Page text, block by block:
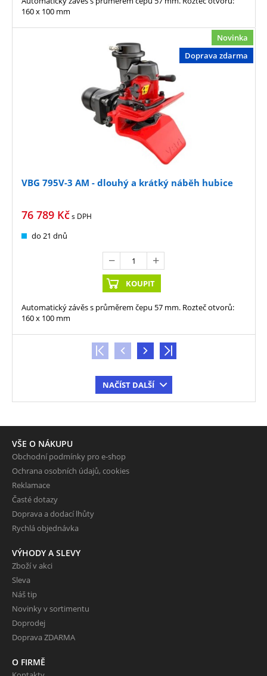
160 x 100 mm
Novinka
Doprava zdarma
VBG 795V-3 AM - dlouhý a krátký náběh hubice
76 789 Kčs DPH
do 21 dnů
KOUPIT
Automatický závěs s průměrem čepu 57 mm. Rozteč otvorů:
160 x 100 mm
NAČÍST DALŠÍ
VŠE O NÁKUPU
Obchodní podmínky pro e-shop
Ochrana osobních údajů, cookies
Reklamace
Časté dotazy
Doprava a dodací lhůty
Rychlá objednávka
VÝHODY A SLEVY
Zboží v akci
Sleva
Náš tip
Novinky v sortimentu
Doprodej
Doprava ZDARMA
O FIRMĚ